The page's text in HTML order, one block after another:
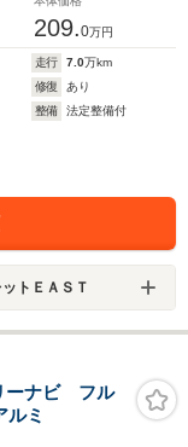
209.0万円
走行 7.0万km
修復
あり
整備
法定整備付
トＥＡＳＴ
ーナビ フル
ミ